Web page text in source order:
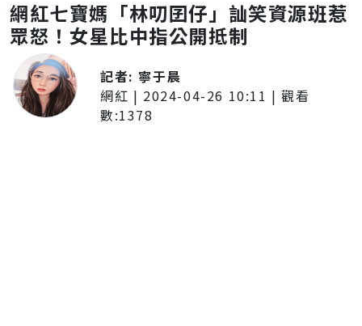
網紅七寶媽「林叨囝仔」訕笑資源班惹
眾怒！女星比中指公開抵制
記者: 寧于晨
網紅 | 2024-04-26 10:11 | 觀看
數:1378